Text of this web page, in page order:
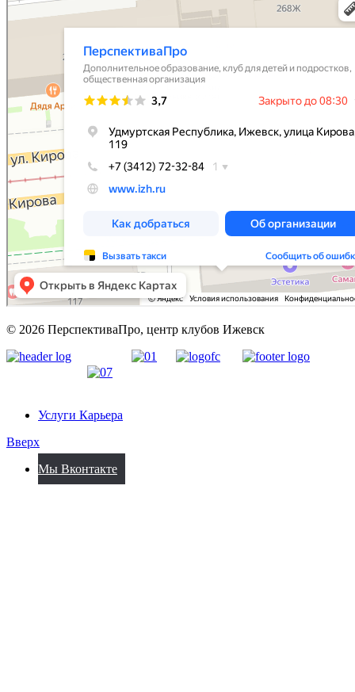
© 2026 ПерспективаПро, центр клубов Ижевск
Услуги Карьера
Вверх
Мы Вконтакте